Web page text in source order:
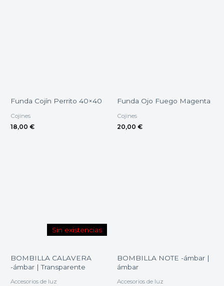
Funda Cojín Perrito 40×40
Cojines
18,00 €
Funda Ojo Fuego Magenta
Cojines
20,00 €
Sin existencias
BOMBILLA CALAVERA
-ámbar | Transparente
Accesorios de luz
BOMBILLA NOTE -ámbar |
ámbar
Accesorios de luz